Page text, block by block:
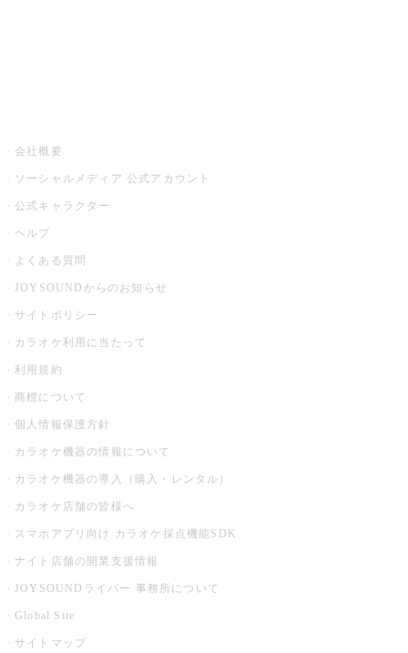
会社概要
ソーシャルメディア 公式アカウント
公式キャラクター
ヘルプ
よくある質問
JOYSOUNDからのお知らせ
サイトポリシー
カラオケ利用に当たって
利用規約
商標について
個人情報保護方針
カラオケ機器の情報について
カラオケ機器の導入（購入・レンタル）
カラオケ店舗の皆様へ
スマホアプリ向け カラオケ採点機能SDK
ナイト店舗の開業支援情報
JOYSOUNDライバー 事務所について
Global Site
サイトマップ